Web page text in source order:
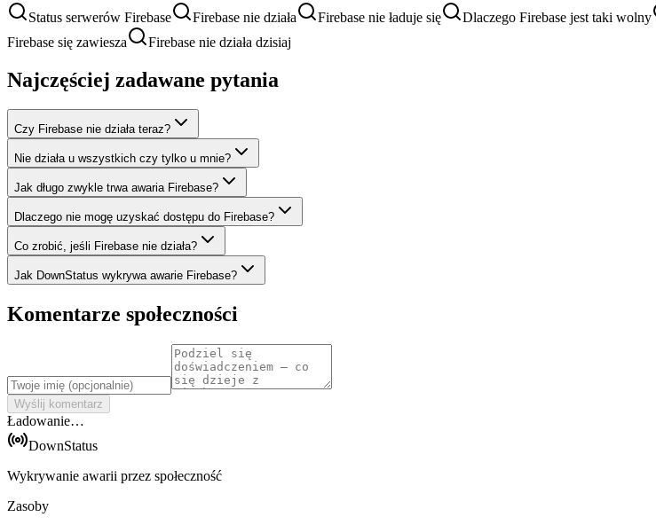
Status serwerów Firebase Firebase nie działa Firebase nie ładuje się Dlaczego Firebase jest taki wolny
Firebase się zawiesza
Firebase nie działa dzisiaj
Najczęściej zadawane pytania
Czy Firebase nie działa teraz?
Nie działa u wszystkich czy tylko u mnie?
Jak długo zwykle trwa awaria Firebase?
Dlaczego nie mogę uzyskać dostępu do Firebase?
Co zrobić, jeśli Firebase nie działa?
Jak DownStatus wykrywa awarie Firebase?
Komentarze społeczności
Wyślij komentarz
Ładowanie…
DownStatus
Wykrywanie awarii przez społeczność
Zasoby